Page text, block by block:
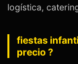
logística,
fiestas
precio ?